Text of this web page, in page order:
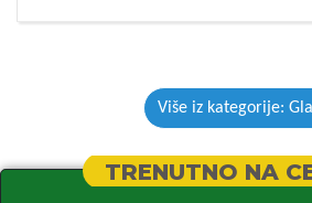
Više iz kategorije:
TRENUTNO NA